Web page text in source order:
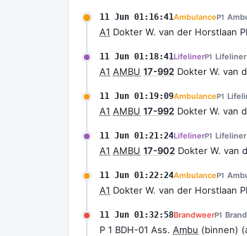
11 Jun 01:16:41AmbulanceP1
A1 Dokter W. van der Horstlaan
11 Jun 01:18:41LifelinerP1
A1 AMBU 17-992 Dokter W. van
11 Jun 01:19:09AmbulanceP1
A1 AMBU 17-992 Dokter W. van
11 Jun 01:21:24LifelinerP1
A1 AMBU 17-902 Dokter W. van
11 Jun 01:22:24AmbulanceP1
A1 Dokter W. van der Horstlaan
11 Jun 01:32:58BrandweerP1
P 1 BDH-01 Ass. Ambu (binnen)